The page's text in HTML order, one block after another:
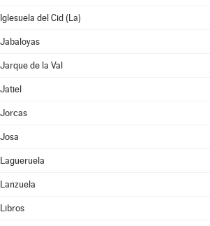
Iglesuela del Cid (La)
Jabaloyas
Jarque de la Val
Jatiel
Jorcas
Josa
Lagueruela
Lanzuela
Libros